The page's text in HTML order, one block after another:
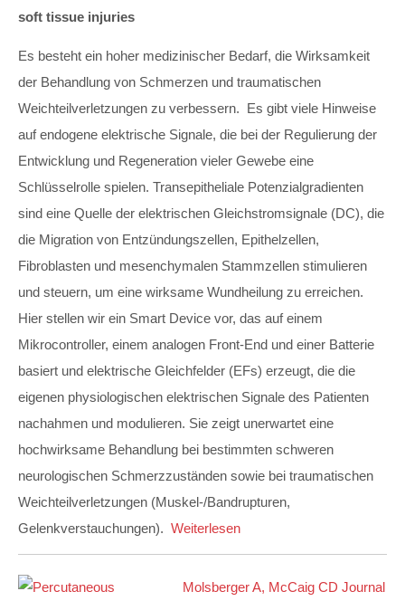
soft tissue injuries
Es besteht ein hoher medizinischer Bedarf, die Wirksamkeit
der Behandlung von Schmerzen und traumatischen
Weichteilverletzungen zu verbessern. Es gibt viele Hinweise
auf endogene elektrische Signale, die bei der Regulierung der
Entwicklung und Regeneration vieler Gewebe eine
Schlüsselrolle spielen. Transepitheliale Potenzialgradienten
sind eine Quelle der elektrischen Gleichstromsignale (DC), die
die Migration von Entzündungszellen, Epithelzellen,
Fibroblasten und mesenchymalen Stammzellen stimulieren
und steuern, um eine wirksame Wundheilung zu erreichen.
Hier stellen wir ein Smart Device vor, das auf einem
Mikrocontroller, einem analogen Front-End und einer Batterie
basiert und elektrische Gleichfelder (EFs) erzeugt, die die
eigenen physiologischen elektrischen Signale des Patienten
nachahmen und modulieren. Sie zeigt unerwartet eine
hochwirksame Behandlung bei bestimmten schweren
neurologischen Schmerzzuständen sowie bei traumatischen
Weichteilverletzungen (Muskel-/Bandrupturen,
Gelenkverstauchungen). Weiterlesen
Molsberger A, McCaig CD Journal